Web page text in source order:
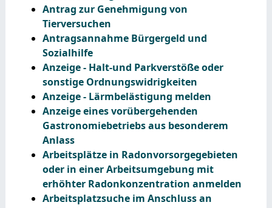
Antrag zur Genehmigung von
Tierversuchen
Antragsannahme Bürgergeld und
Sozialhilfe
Anzeige - Halt-und Parkverstöße oder
sonstige Ordnungswidrigkeiten
Anzeige - Lärmbelästigung melden
Anzeige eines vorübergehenden
Gastronomiebetriebs aus besonderem
Anlass
Arbeitsplätze in Radonvorsorgegebieten
oder in einer Arbeitsumgebung mit
erhöhter Radonkonzentration anmelden
Arbeitsplatzsuche im Anschluss an